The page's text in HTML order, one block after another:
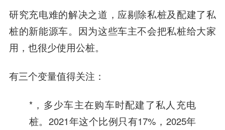
研究充电难的解决之道，应剔除私桩及配建了私
桩的新能源车。因为这些车主不会把私桩给大家
用，也很少使用公桩。
有三个变量值得关注：
*，多少车主在购车时配建了私人充电
桩。2021年这个比例只有17%，2025年